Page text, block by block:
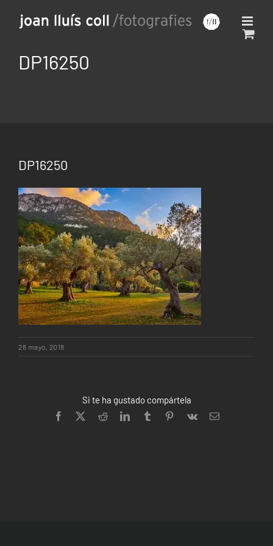
DP16250
DP16250
28 mayo, 2018
Si te ha gustado compártela
Facebook RedditLinkedInTumblr Pinterest
Vk
Correo